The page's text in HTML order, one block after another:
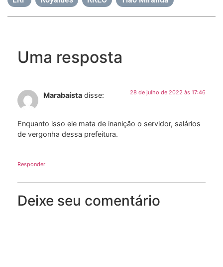
Uma resposta
Marabaísta disse: 28 de julho de 2022 às 17:46
Enquanto isso ele mata de inanição o servidor, salários
de vergonha dessa prefeitura.
Responder
Deixe seu comentário